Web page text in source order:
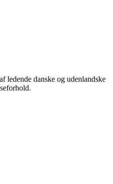
ledende danske og udenlandske